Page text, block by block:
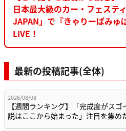
日本最大級のカー・フェステ
JAPAN」で『きゃりーぱみゅ
LIVE！
最新の投稿記事(全体)
2026/08/08
【週間ランキング】「完成度がス
説はここから始まった」注目を集